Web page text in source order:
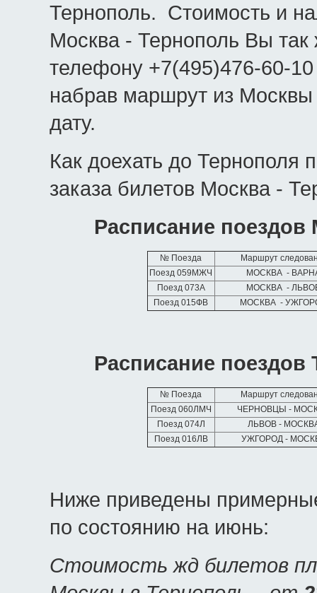
Тернополь. Стоимость и
Москва - Тернополь Вы так
телефону +7(495)476-60-
набрав маршрут из
дату.
Как доехать до Тернополя
заказа билетов Москва -
Расписание
№ Поезда
Маршрут
Поезд 059МЖЧ
МОСКВА -
Поезд 073А
МОСКВА -
Поезд 015ФВ
МОСКВА -
Расписание
№ Поезда
Маршрут
Поезд 060ЛМЧ
ЧЕРНОВЦЫ -
Поезд 074Л
ЛЬВОВ -
Поезд 016ЛВ
УЖГОРОД -
Ниже приведены
по состоянию на июнь:
Стоимость жд билетов